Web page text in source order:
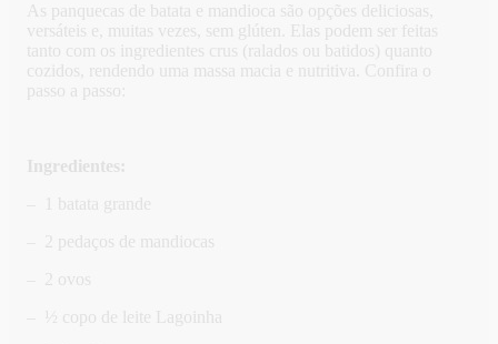
As panquecas de batata e mandioca são opções deliciosas,
versáteis e, muitas vezes, sem glúten. Elas podem ser feitas
tanto com os ingredientes crus (ralados ou batidos) quanto
cozidos, rendendo uma massa macia e nutritiva. Confira o
passo a passo:
Ingredientes:
– 1 batata grande
– 2 pedaços de mandiocas
– 2 ovos
– ½ copo de leite Lagoinha